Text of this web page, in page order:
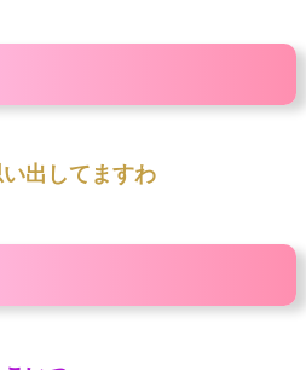
出してますわ